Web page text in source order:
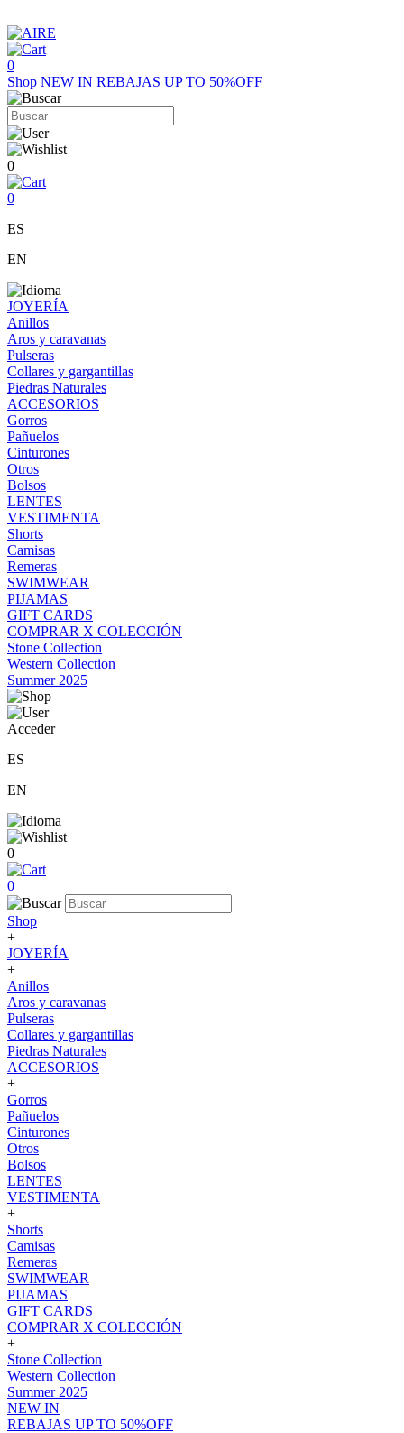
0
Shop NEW IN REBAJAS UP TO 50%OFF
0
0
ES
EN
JOYERÍA
Anillos
Aros y caravanas
Pulseras
Collares y gargantillas
Piedras Naturales
ACCESORIOS
Gorros
Pañuelos
Cinturones
Otros
Bolsos
LENTES
VESTIMENTA
Shorts
Camisas
Remeras
SWIMWEAR
PIJAMAS
GIFT CARDS
COMPRAR X COLECCIÓN
Stone Collection
Western Collection
Summer 2025
Acceder
ES
EN
0
0
Shop
+
JOYERÍA
+
Anillos
Aros y caravanas
Pulseras
Collares y gargantillas
Piedras Naturales
ACCESORIOS
+
Gorros
Pañuelos
Cinturones
Otros
Bolsos
LENTES
VESTIMENTA
+
Shorts
Camisas
Remeras
SWIMWEAR
PIJAMAS
GIFT CARDS
COMPRAR X COLECCIÓN
+
Stone Collection
Western Collection
Summer 2025
NEW IN
REBAJAS UP TO 50%OFF